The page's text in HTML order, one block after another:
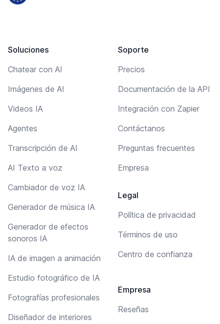
Soluciones
Chatear con AI
Imágenes de AI
Videos IA
Agentes
Transcripción de AI
AI Texto a voz
Cambiador de voz IA
Generador de música IA
Generador de efectos
sonoros IA
IA de imagen a animación
Estudio fotográfico de IA
Fotografías profesionales
Diseñador de interiores
Soporte
Precios
Documentación de la API
Integración con Zapier
Contáctanos
Preguntas frecuentes
Empresa
Legal
Política de privacidad
Términos de uso
Centro de confianza
Empresa
Reseñas